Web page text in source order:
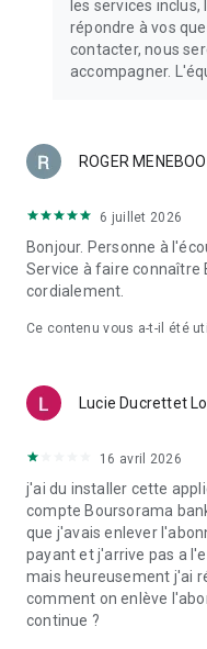
les services
répondre à vos
contacter, nous
accompagner.
ROGER MENEBOO
6 juillet 2026
Bonjour. Personne à
Service à faire connaître
cordialement.
Ce contenu vous a-t-il été
Lucie Ducrettet
16 avril 2026
j'ai du installer cette
compte Boursorama
que j'avais enlever
payant et j'arrive pas a
mais heureusement j'ai
comment on enlève
continue ?